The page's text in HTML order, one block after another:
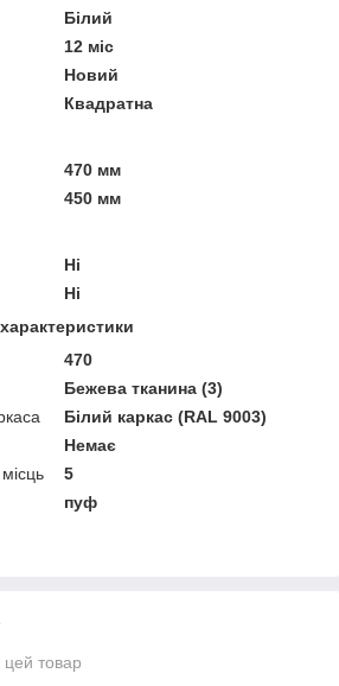
Білий
12 міс
Новий
Квадратна
470 мм
450 мм
Ні
Ні
470
Бежева тканина (3)
Білий каркас (RAL 9003)
Немає
5
пуф
цей товар